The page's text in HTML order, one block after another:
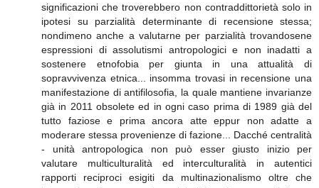
significazioni che troverebbero non contraddittorietà solo in
ipotesi su parzialità determinante di recensione stessa;
nondimeno anche a valutarne per parzialità trovandosene
espressioni di assolutismi antropologici e non inadatti a
sostenere etnofobia per giunta in una attualità di
sopravvivenza etnica... insomma trovasi in recensione una
manifestazione di antifilosofia, la quale mantiene invarianze
già in 2011 obsolete ed in ogni caso prima di 1989 già del
tutto faziose e prima ancora atte eppur non adatte a
moderare stessa provenienze di fazione... Dacché centralità
- unità antropologica non può esser giusto inizio per
valutare multiculturalità ed interculturalità in autentici
rapporti reciproci esigiti da multinazionalismo oltre che